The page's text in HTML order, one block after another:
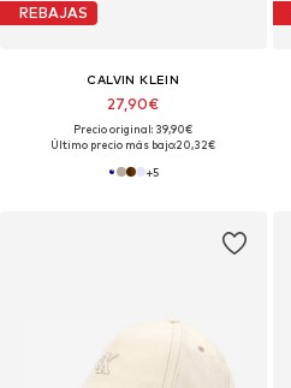
REBAJAS
CALVIN KLEIN
27,90€
Precio original: 39,90€
Último precio más bajo:20,32€
+5